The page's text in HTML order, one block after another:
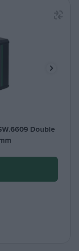
Double